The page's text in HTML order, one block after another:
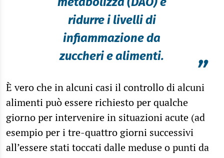
ridurre i livelli di
infiammazione da
zuccheri e alimenti.
”
È vero che in alcuni casi il controllo di alcuni
alimenti può essere richiesto per qualche
giorno per intervenire in situazioni acute (ad
esempio per i tre-quattro giorni successivi
all’essere stati toccati dalle meduse o punti da